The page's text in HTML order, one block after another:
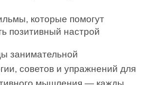
которые помогут
позитивный настрой
занимательной
советов и упражнений для